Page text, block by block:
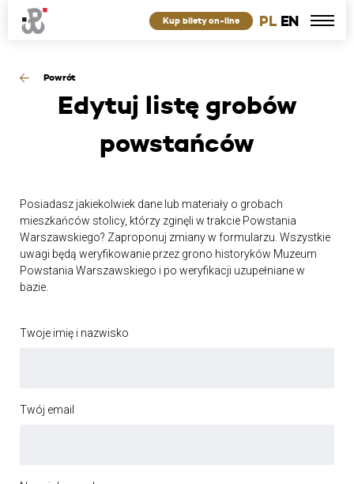
PL EN
Kup bilety on-line
Powrót
Edytuj listę grobów
powstańców
Posiadasz jakiekolwiek dane lub materiały o grobach
mieszkańców stolicy, którzy zginęli w trakcie Powstania
Warszawskiego? Zaproponuj zmiany w formularzu. Wszystkie
uwagi będą weryfikowanie przez grono historyków Muzeum
Powstania Warszawskiego i po weryfikacji uzupełniane w
bazie.
Twoje imię i nazwisko
Twój email